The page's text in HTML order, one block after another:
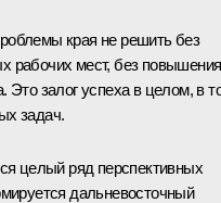
края не решить без
рабочих мест, без повышения
Это залог успеха в целом, в
задач.
целый ряд перспективных
дальневосточный